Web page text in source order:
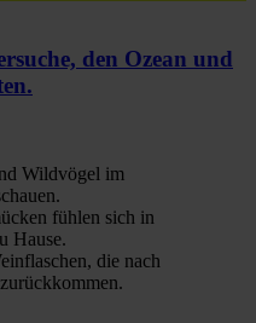
den Ozean und
Wildvögel im
fühlen sich in
Hause.
die nach